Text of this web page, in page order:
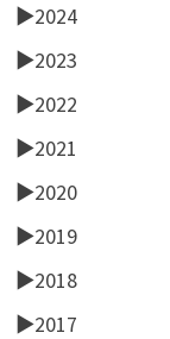
►2024
►2023
►2022
►2021
►2020
►2019
►2018
►2017